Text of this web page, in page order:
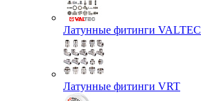
Латунные фитинги VALTEC
Латунные фитинги VRT